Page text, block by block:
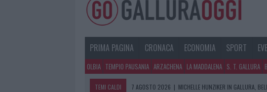
PRIMA PAGINA CRONACA ECONOMIA SPORT
OLBIA TEMPIO PAUSANIA ARZACHENA LA MADDALENA S. T. GALLURA
TEMI CALDI 7 AGOSTO 2026 | MICHELLE HUNZIKER IN GALLURA,